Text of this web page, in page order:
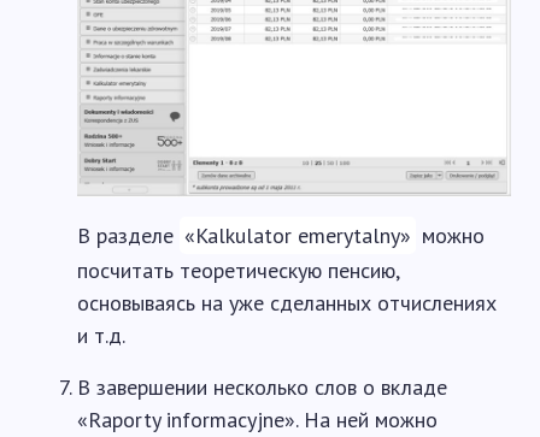
В разделе «Kalkulator emerytalny» можно
посчитать теоретическую пенсию,
основываясь на уже сделанных отчислениях
и т.д.
В завершении несколько слов о вкладе
«Raporty informacyjne». На ней можно